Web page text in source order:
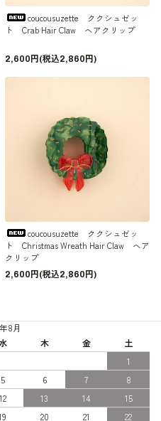
coucousuzette ククシュゼッ
ト Crab Hair Claw ヘアクリップ
2,600円(税込2,860円)
coucousuzette ククシュゼッ
ト Christmas Wreath Hair Claw ヘア
クリップ
2,600円(税込2,860円)
8月
木 金
土
1
5 6 7
8
12 13 14
15
20 21
22